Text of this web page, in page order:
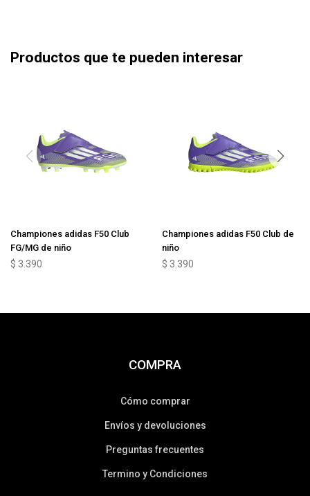
Productos que te pueden interesar
Championes adidas F50 Club
FG/MG de niño
$ 3.390
Championes adidas F50 Club de
niño
$ 3.390
COMPRA
Cómo comprar
Envíos y devoluciones
Preguntas frecuentes
Termino y Condiciones